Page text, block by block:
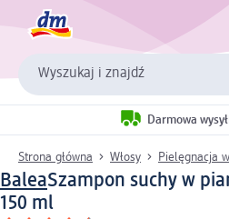
Wyszukaj i znajdź
Darmowa
Strona główna Włosy Pielęgnacja
BaleaSzampon suchy w
150 ml